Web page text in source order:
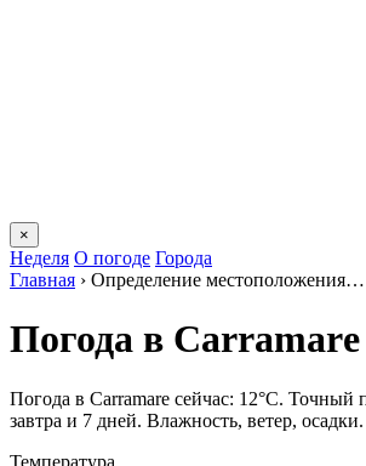
×
Неделя О погоде Города
Главная › Определение местоположения…
Погода в
Погода в Carramarе сейчас: 12°C. Точный
завтра и 7 дней. Влажность, ветер, осадки.
Температура